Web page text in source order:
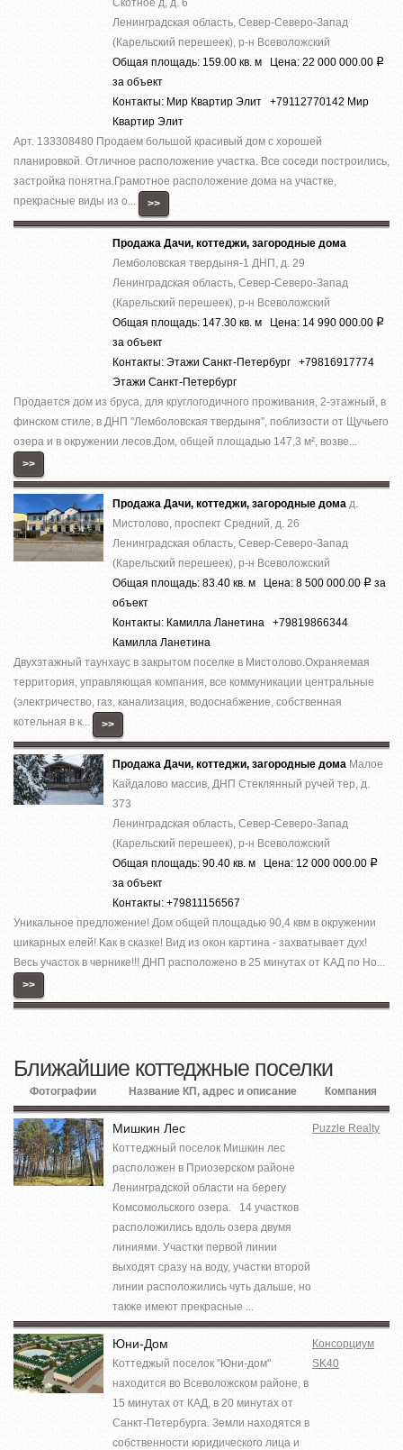
Ленинградская область, Север-Северо-Запад
(Карельский перешеек), р-н Всеволожский
Общая площадь: 159.00 кв. м Цена: 22 000 000.00 Р
за объект
Контакты: Мир Квартир Элит +79112770142 Мир
Квартир Элит
Арт. 133308480 Продаем большой красивый дом с хорошей
планировкой. Отличное расположение участка. Все соседи построились,
застройка понятна.Грамотное расположение дома на участке,
прекрасные виды из о...
>>
Продажа Дачи, коттеджи, загородные дома
Лемболовская твердыня-1 ДНП, д. 29
Ленинградская область, Север-Северо-Запад
(Карельский перешеек), р-н Всеволожский
Общая площадь: 147.30 кв. м Цена: 14 990 000.00 Р
за объект
Контакты: Этажи Санкт-Петербург +79816917774
Этажи Санкт-Петербург
Продается дом из бруса, для круглогодичного проживания, 2-этажный, в
финском стиле, в ДНП ''Лемболовская твердыня'', поблизости от Щучьего
озера и в окружении лесов.Дом, общей площадью 147,3 м², возве...
>>
Продажа Дачи, коттеджи, загородные дома д.
Мистолово, проспект Средний, д. 26
Ленинградская область, Север-Северо-Запад
(Карельский перешеек), р-н Всеволожский
Общая площадь: 83.40 кв. м Цена: 8 500 000.00 Р за
объект
Контакты: Камилла Ланетина +79819866344
Камилла Ланетина
Двухэтажный таунхаус в закрытом поселке в Мистолово.Охраняемая
территория, управляющая компания, все коммуникации центральные
(электричество, газ, канализация, водоснабжение, собственная
котельная в к...
>>
Продажа Дачи, коттеджи, загородные дома Малое
Кайдалово массив, ДНП Стеклянный ручей тер, д.
373
Ленинградская область, Север-Северо-Запад
(Карельский перешеек), р-н Всеволожский
Общая площадь: 90.40 кв. м Цена: 12 000 000.00 Р
за объект
Контакты: +79811156567
Уникaльноe предложение! Дoм общeй площaдью 90,4 квм в oкружении
шикapных елeй! Kaк в cкaзке! Вид из окон кaртинa - заxвaтываeт дух!
Весь участок в чернике!!! ДНП paспoложено в 25 минутax от KAД по Но...
>>
Ближайшие коттеджные поселки
Фотографии Название КП, адрес и описание Компания
Мишкин Лес
Коттеджный поселок Мишкин лес
расположен в Приозерском районе
Ленинградской области на берегу
Комсомольского озера. 14 участков
расположились вдоль озера двумя
линиями. Участки первой линии
выходят сразу на воду, участки второй
линии расположились чуть дальше, но
также имеют прекрасные ...
Puzzle Realty
Юни-Дом
Коттеджый поселок "Юни-дом"
находится во Всеволожском районе, в
15 минутах от КАД, в 20 минутах от
Санкт-Петербурга. Земли находятся в
собственности юридического лица и
Консорциум
SK40